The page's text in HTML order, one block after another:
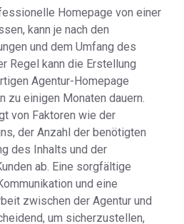
Homepage von einer
kann je nach den
und dem Umfang des
Regel kann die Erstellung
Agentur-Homepage
zu einigen Monaten dauern.
von Faktoren wie der
der Anzahl der benötigten
des Inhalts und der
ab. Eine sorgfältige
und eine
zwischen der Agentur und
um sicherzustellen,